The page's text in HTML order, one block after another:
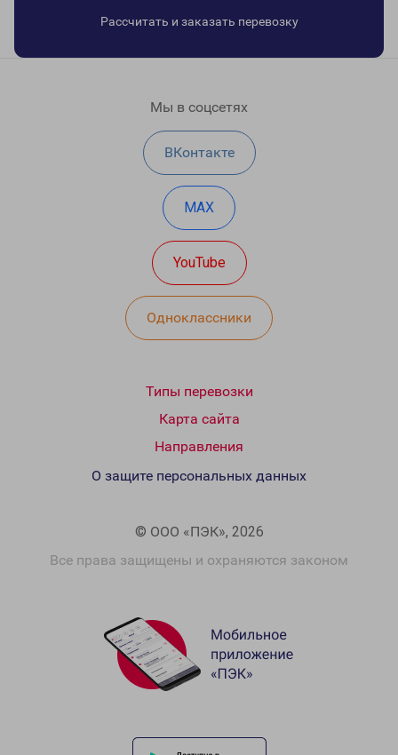
Рассчитать и заказать перевозку
Мы в соцсетях
ВКонтакте
MAX
YouTube
Одноклассники
Типы перевозки
Карта сайта
Направления
© ООО «ПЭК», 2026
Все права защищены и охраняются законом
О защите персональных данных